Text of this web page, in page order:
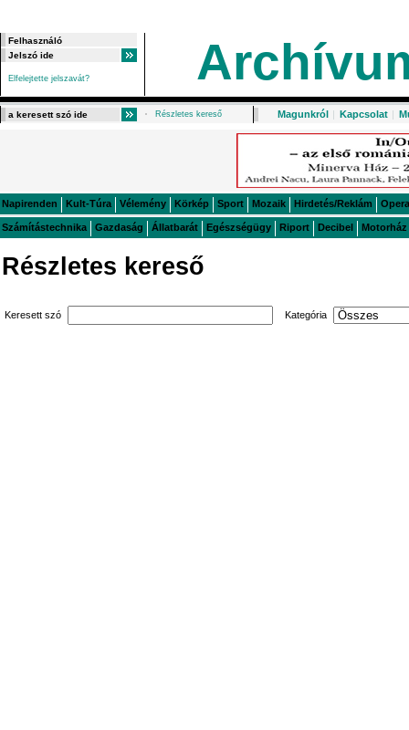
Elfelejtette jelszavát?
Részletes kereső Magunkról | Kapcsolat |
Napirenden Kult-Túra Vélemény Körkép Sport Mozaik Hirdetés/Reklám Opera
Számítástechnika Gazdaság Állatbarát Egészségügy Riport Decibel Motorház
Részletes kereső
Keresett szó Kategória